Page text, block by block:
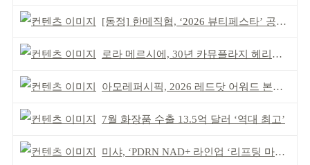
[동정] 한메직협, ‘2026 뷰티페스타’ 공동 주최
로라 메르시에, 30년 카뮤플라지 헤리티지 담아
아모레퍼시픽, 2026 레드닷 어워드 본상 2개 수상
7월 화장품 수출 13.5억 달러 ‘역대 최고’
미샤, ‘PDRN NAD+ 라인업 ‘리프팅 마스크’ 출시